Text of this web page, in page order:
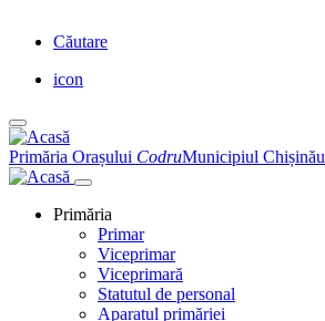
Navigation
Căutare
other
icon
Primăria Orașului CodruMunicipiul Chișinău
Primăria
Primar
Viceprimar
Viceprimară
Statutul de personal
Aparatul primăriei